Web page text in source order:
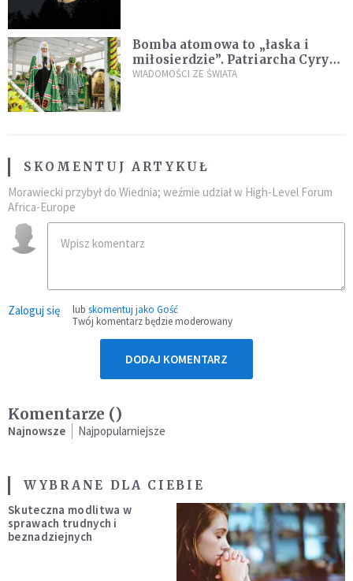
Bomba atomowa to „łaska i
miłosierdzie”. Patriarcha Cyryl
wychwala Putina
WIADOMOŚCI ZE ŚWIATA
SKOMENTUJ ARTYKUŁ
Morawiecki przybył do Wiednia; weźmie udział w High-Level Forum
Africa-Europe
Zaloguj się lub skomentuj jako Gość
Twój komentarz będzie moderowany
DODAJ KOMENTARZ
Komentarze ()
Najnowsze Najpopularniejsze
WYBRANE DLA CIEBIE
Skuteczna modlitwa w
sprawach trudnych i
beznadziejnych